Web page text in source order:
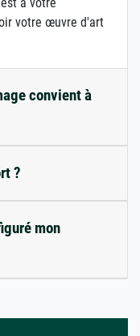
votre œuvre d'art
convient à
?
mon